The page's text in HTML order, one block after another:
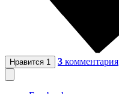
Нравится 1 3 комментария